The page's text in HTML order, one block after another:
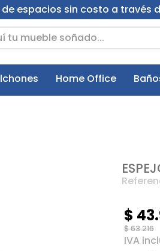
espacios sin costo a través
mueble soñado...
Home Office
$63.216
$ 43.